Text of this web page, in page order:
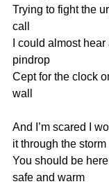
Trying to fight the
call
could almost hear
pindrop
Cept for the clock
wall
And ’m scared
it through the storm
You should be here
safe and warm